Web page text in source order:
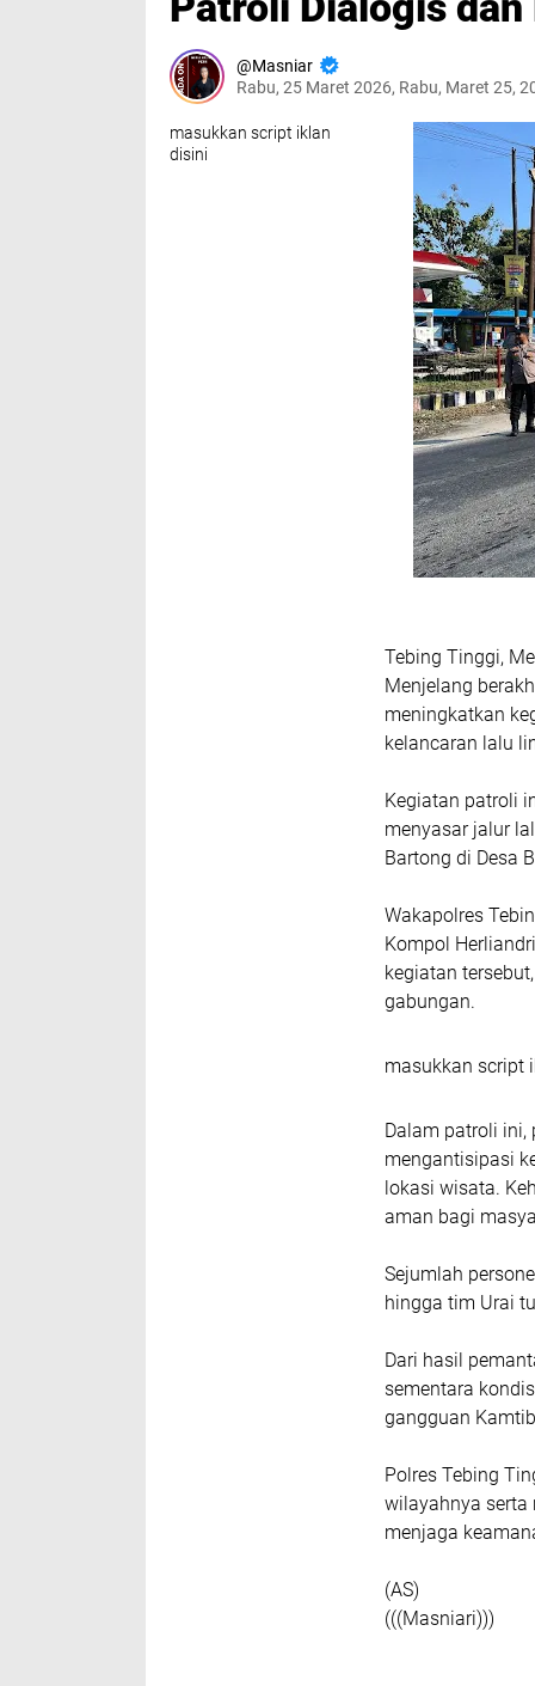
Masniar
Rabu, 25 Maret 2026, Rabu, Maret 25,
masukkan script iklan
disini
Tebing Tinggi,
Menjelang
meningkatkan
kelancaran lalu
Kegiatan patroli
menyasar jalur
Bartong di Desa
Wakapolres
Kompol
kegiatan
gabungan.
masukkan script
Dalam patroli ini,
mengantisipasi
lokasi wisata.
aman bagi
Sejumlah
hingga tim Urai
Dari hasil
sementara
gangguan
Polres Tebing
wilayahnya serta
menjaga
(AS)
(((Masniari)))